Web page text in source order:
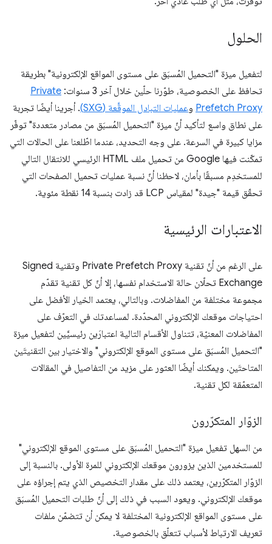
الحلول
لتفعيل ميزة "التحميل المُسبَق على مستوى المواقع الإلكترونية" بطريقة
تحافظ على الخصوصية، طوّرنا حلّين خلال آخر 3 سنوات:
Private
Prefetch Proxy وعمليات التبادل الموقَّعة (SXG)
. أجرينا أيضًا تجربة
على نطاق واسع لتأكيد أنّ ميزة "التحميل المُسبَق من مصادر متعددة" توفّر
مزايا كبيرة في السرعة. على وجه التحديد، عندما اطّلعنا على الحالات التي
تمكّنت فيها Google من تحميل ملف HTML الرئيسي للانتقال التالي
للمستخدِم مسبقًا بأمان، لاحظنا أنّ نسبة عمليات تحميل الصفحات التي
تحقّق قيمة "جيدة" لمقياس LCP قد زادت بنسبة 14 نقطة مئوية.
الاعتبارات الرئيسية
على الرغم من أنّ تقنية Private Prefetch Proxy وتقنية Signed
Exchange تحلّان حالة الاستخدام نفسها، إلا أنّ كل تقنية تقدّم
مجموعة مختلفة من المفاضلات. وبالتالي، يعتمد الخيار الأفضل على
احتياجات موقعك الإلكتروني المحدّدة. لمساعدتك في التعرّف على
المفاضلات المعنيّة، تتناول الأقسام التالية اعتبارَين رئيسيَّين لتفعيل ميزة
"التحميل المُسبَق على مستوى الموقع الإلكتروني" والاختيار بين التقنيتَين
المتاحتَين. ويمكنك أيضًا العثور على مزيد من التفاصيل في المقالات
المتعمّقة لكل تقنية.
الزوّار المتكرّرون
من السهل تفعيل ميزة "التحميل المُسبَق على مستوى الموقع الإلكتروني"
للمستخدمين الذين يزورون موقعك الإلكتروني للمرة الأولى. بالنسبة إلى
الزوّار المتكرّرين، يعتمد ذلك على مقدار التخصيص الذي يتم إجراؤه على
موقعك الإلكتروني. ويعود السبب في ذلك إلى أنّ طلبات التحميل المُسبَق
على مستوى المواقع الإلكترونية المختلفة لا يمكن أن تتضمّن ملفات
تعريف الارتباط لأسباب تتعلّق بالخصوصية.